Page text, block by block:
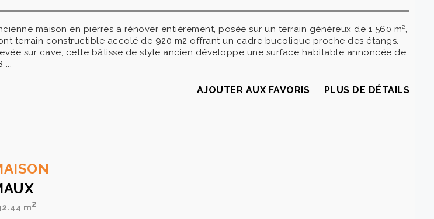
maison en pierres à rénover entièrement, posée sur un terrain généreux de 1 560 m²,
terrain constructible accolé de 920 m2 offrant un cadre bucolique proche des étangs.
sur cave, cette bâtisse de style ancien développe une surface habitable annoncée de
...
AJOUTER AUX FAVORIS PLUS DE DÉTAILS
m2